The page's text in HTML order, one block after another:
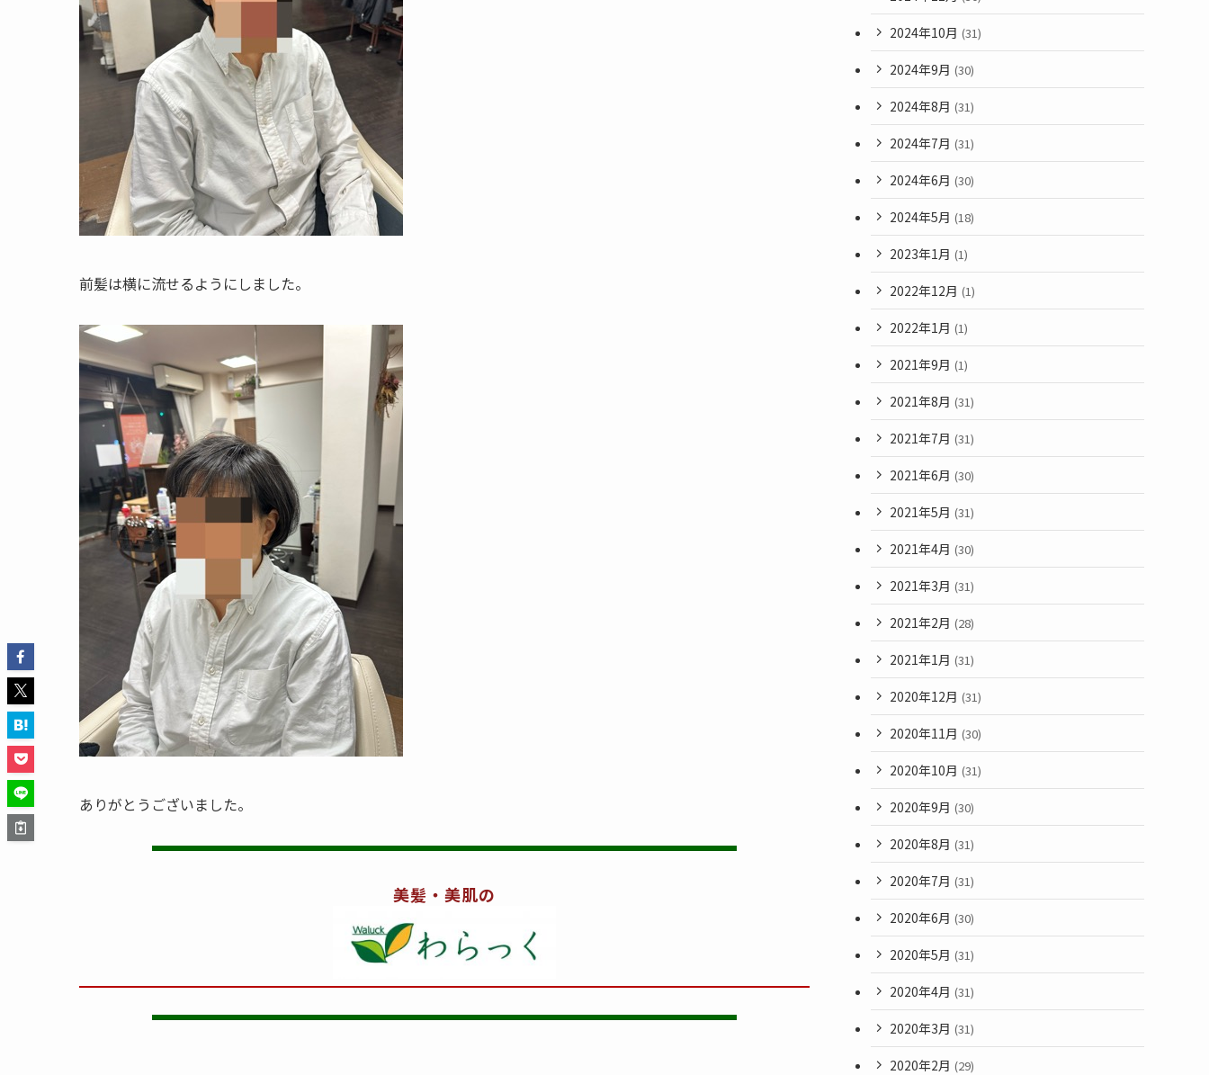
前髪は横に流せるようにしました。
ありがとうございました。
美髪・美肌の
2024年10月 (31)
2024年9月 (30)
2024年8月 (31)
2024年7月 (31)
2024年6月 (30)
2024年5月 (18)
2023年1月 (1)
2022年12月 (1)
2022年1月 (1)
2021年9月 (1)
2021年8月 (31)
2021年7月 (31)
2021年6月 (30)
2021年5月 (31)
2021年4月 (30)
2021年3月 (31)
2021年2月 (28)
2021年1月 (31)
2020年12月 (31)
2020年11月 (30)
2020年10月 (31)
2020年9月 (30)
2020年8月 (31)
2020年7月 (31)
2020年6月 (30)
2020年5月 (31)
2020年4月 (31)
2020年3月 (31)
2020年2月 (29)